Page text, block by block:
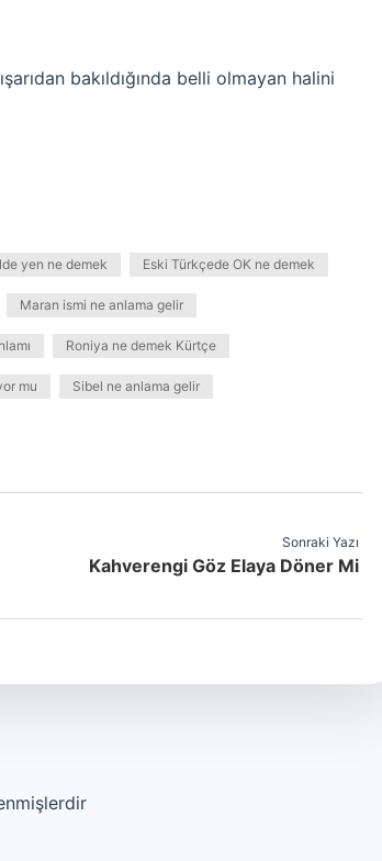
bakıldığında belli olmayan halini
yen ne demek Eski Türkçede OK ne demek
Maran ismi ne anlama gelir
Roniya ne demek Kürtçe
mu Sibel ne anlama gelir
Sonraki Yazı
Kahverengi Göz Elaya Döner Mi